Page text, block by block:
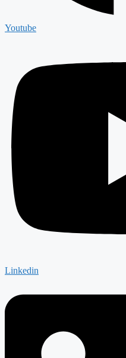
Youtube
Linkedin